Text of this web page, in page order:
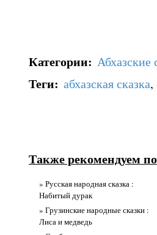
Категории: Абхазские
Теги: абхазская сказка,
Также рекомендуем
» Русская народная сказка :
Набитый дурак
» Грузинские народные сказки :
Лиса и медведь